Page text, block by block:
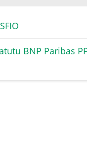
BNP Paribas